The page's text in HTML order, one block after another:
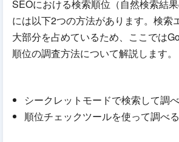
SEOにおける検索順位（自然検索結
には以下2つの方法があります。検索
大部分を占めているため、ここでは
順位の調査方法について解説します。
シークレットモードで検索して調
順位チェックツールを使って調べる